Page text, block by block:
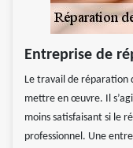
Entreprise de
Le travail de réparation
mettre en œuvre. Il
moins satisfaisant si le
professionnel. Une